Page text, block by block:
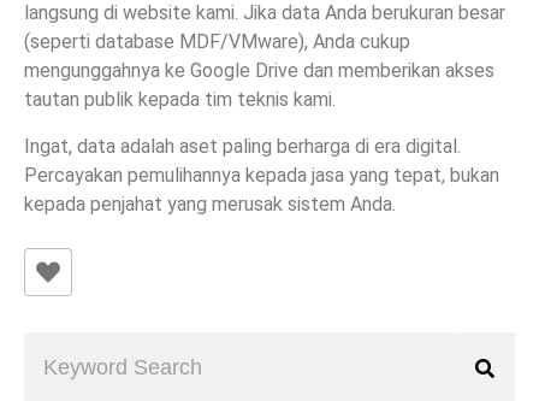
langsung di website kami. Jika data Anda berukuran besar
(seperti database MDF/VMware), Anda cukup
mengunggahnya ke Google Drive dan memberikan akses
tautan publik kepada tim teknis kami.
Ingat, data adalah aset paling berharga di era digital.
Percayakan pemulihannya kepada jasa yang tepat, bukan
kepada penjahat yang merusak sistem Anda.